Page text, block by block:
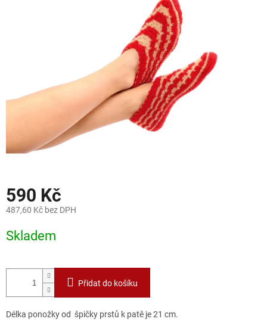
590 Kč
487,60 Kč bez DPH
cena:
Skladem
Přidat do košíku
Délka ponožky od špičky prstů k patě je 21 cm.